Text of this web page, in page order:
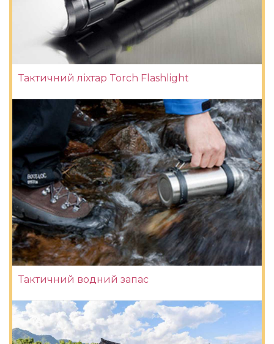
Тактичний ліхтар Torch Flashlight
Тактичний водний запас